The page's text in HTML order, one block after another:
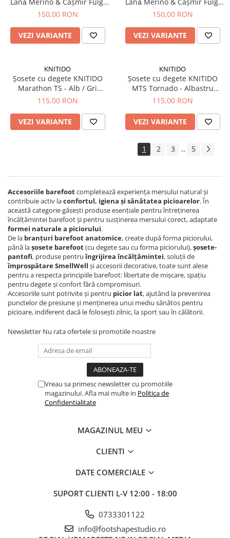
de zǎpadǎ - Antracit /
150,00 RON
VEZI VARIANTE
de zǎpadǎ - Bej / Albastru
150,00 RON
VEZI VARIANTE
KNITIDO
Șosete cu degete KNITIDO
Marathon TS - Alb / Gri
argintiu
115,00 RON
VEZI VARIANTE
KNITIDO
Șosete cu degete KNITIDO
MTS Tornado - Albastru
mandarin / Portocaliu
115,00 RON
VEZI VARIANTE
1 2 3 ... 5
Accesoriile barefootcompletează experiența mersului natural și
contribuie activ laconfortul, igiena și sănătatea picioarelor. În
această categorie găsești produse esențiale pentru întreținerea
încălțămintei barefoot și pentru susținerea mersului corect, adaptate
formei naturale a piciorului.
De la branțuri barefoot anatomice, create după forma piciorului,
până lașosete barefoot(cu degete sau cu forma piciorului),șosete-
pantofi, produse pentruîngrijirea încălțămintei, soluții de
împrospătare SmellWell și accesorii decorative, toate sunt alese
pentru a respecta principiile barefoot: libertate de mișcare, spațiu
pentru degete și confort fără compromisuri.
Accesoriile sunt potrivite și pentru picior lat, ajutând la prevenirea
punctelor de presiune și menținerea unui mediu sănătos pentru
picioare, indiferent dacă le folosești zilnic, la sport sau în călătorii.
Newsletter Nu rata ofertele si promotiile noastre
Vreau sa primesc newsletter cu promotiile
magazinului. Afla mai multe in Politica de
Confidentialitate
MAGAZINUL MEU
CLIENTI
DATE COMERCIALE
SUPORT CLIENTI L-V 12:00 - 18:00
0733301122
info@footshapestudio.ro